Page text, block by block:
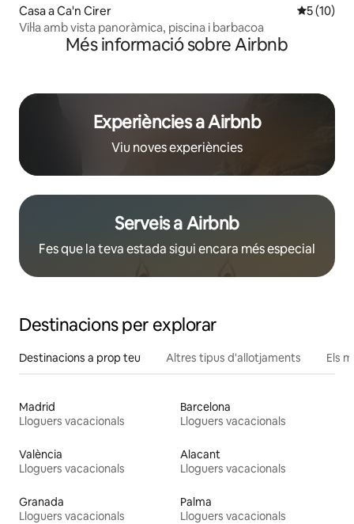
Casa a Ca'n Cirer 5 de
5 (10)
Vil·la amb vista panoràmica, piscina i barbacoa
Més informació sobre Airbnb
Experiències a Airbnb
Viu noves experiències
Serveis a Airbnb
Fes que la teva estada sigui encara més especial
Destinacions per explorar
Destinacions a prop teu Altres tipus d'allotjaments Els
Madrid
Lloguers vacacionals
Barcelona
Lloguers vacacionals
València
Lloguers vacacionals
Alacant
Lloguers vacacionals
Granada
Lloguers vacacionals
Palma
Lloguers vacacionals